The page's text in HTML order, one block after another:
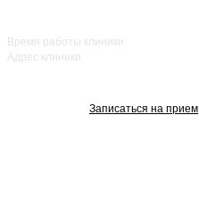
Время работы клиники
Адрес клиники
Записаться на прием